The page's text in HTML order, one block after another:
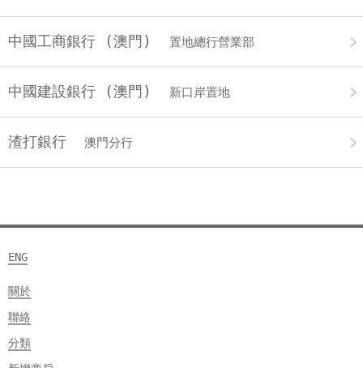
中國工商銀行 (澳門) 置地總行營業部
中國建設銀行 (澳門) 新口岸置地
渣打銀行 澳門分行
ENG
關於
聯絡
分類